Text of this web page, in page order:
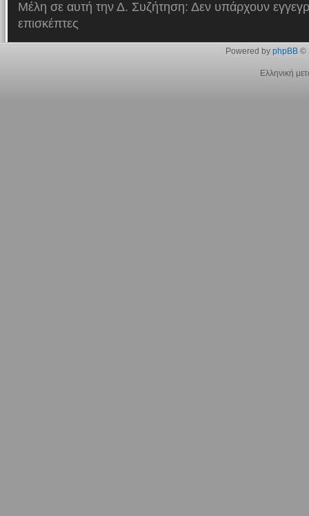
Μέλη σε αυτή την Δ. Συζήτηση: Δεν υπάρχουν
επισκέπτες
Powered by phpBB©
Ελληνική